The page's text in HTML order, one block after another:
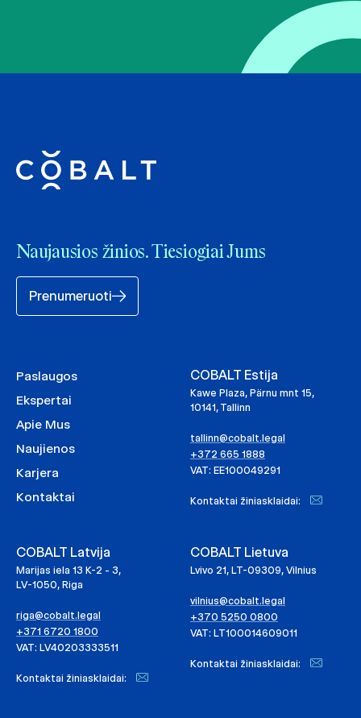
Naujausios žinios. Tiesiogiai Jums
Prenumeruoti
Paslaugos
Ekspertai
Apie Mus
Naujienos
Karjera
Kontaktai
COBALT Estija
Kawe Plaza, Pärnu mnt 15,
10141, Tallinn
tallinn@cobalt.legal
+372 665 1888
VAT: EE100049291
Kontaktai žiniasklaidai:
COBALT Latvija
Marijas iela 13 K-2 - 3,
LV-1050, Riga
riga@cobalt.legal
+371 6720 1800
VAT: LV40203333511
Kontaktai žiniasklaidai:
COBALT Lietuva
Lvivo 21, LT-09309, Vilnius
vilnius@cobalt.legal
+370 5250 0800
VAT: LT100014609011
Kontaktai žiniasklaidai: